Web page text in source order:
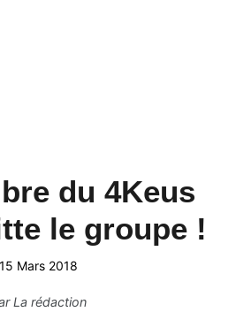
du 4Keus
le groupe !
15 Mars 2018
La rédaction